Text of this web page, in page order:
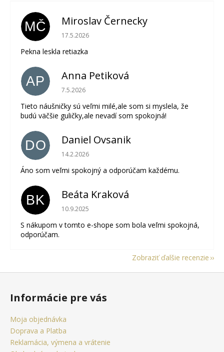
MČ Miroslav Černecky
Hodnotenie obchodu je 5 z 5 hviezdičiek.
17.5.2026
Pekna leskla retiazka
AP Anna Petiková
Hodnotenie obchodu je 5 z 5 hviezdičiek.
7.5.2026
Tieto náušničky sú veľmi milé,ale som si myslela, že
budú väčšie guličky,ale nevadí som spokojná!
DO Daniel Ovsanik
Hodnotenie obchodu je 5 z 5 hviezdičiek.
14.2.2026
Áno som veľmi spokojný a odporúčam každému.
BK Beáta Kraková
Hodnotenie obchodu je 5 z 5 hviezdičiek.
10.9.2025
S nákupom v tomto e-shope som bola veľmi spokojná,
odporúčam.
Zobraziť ďalšie recenzie
Informácie pre vás
Moja objednávka
Doprava a Platba
Reklamácia, výmena a vrátenie